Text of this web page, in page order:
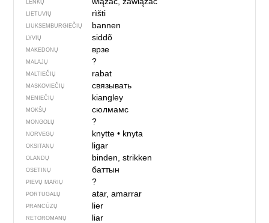
LENKŲ
LIETUVIŲ rìšti
LIUKSEMBURGIEČIŲ bannen
LYVIŲ siddõ
MAKEDONŲ врзе
MALAJŲ ?
MALTIEČIŲ rabat
MASKOVIEČIŲ связывать
MENIEČIŲ kiangley
MOKŠŲ сюлмамс
MONGOLŲ ?
NORVEGŲ knytte• knyta
OKSITANŲ ligar
OLANDŲ binden, strikken
OSETINŲ баттын
PIEVŲ MARIŲ ?
PORTUGALŲ atar, amarrar
PRANCŪZŲ lier
RETOROMANŲ liar